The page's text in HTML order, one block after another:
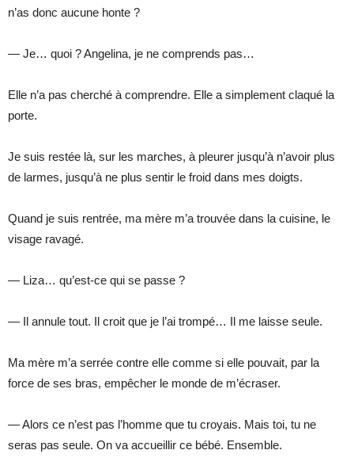
n’as donc aucune honte ?
— Je… quoi ? Angelina, je ne comprends pas…
Elle n’a pas cherché à comprendre. Elle a simplement claqué la
porte.
Je suis restée là, sur les marches, à pleurer jusqu’à n’avoir plus
de larmes, jusqu’à ne plus sentir le froid dans mes doigts.
Quand je suis rentrée, ma mère m’a trouvée dans la cuisine, le
visage ravagé.
— Liza… qu’est-ce qui se passe ?
— Il annule tout. Il croit que je l’ai trompé… Il me laisse seule.
Ma mère m’a serrée contre elle comme si elle pouvait, par la
force de ses bras, empêcher le monde de m’écraser.
— Alors ce n’est pas l’homme que tu croyais. Mais toi, tu ne
seras pas seule. On va accueillir ce bébé. Ensemble.